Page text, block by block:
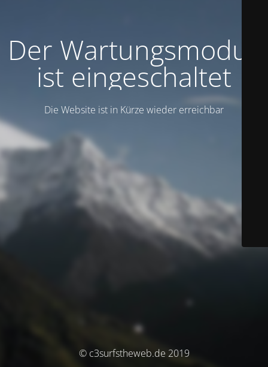
Der Wartungsmodus
ist eingeschaltet
Die Website ist in Kürze wieder erreichbar
© c3surfstheweb.de 2019